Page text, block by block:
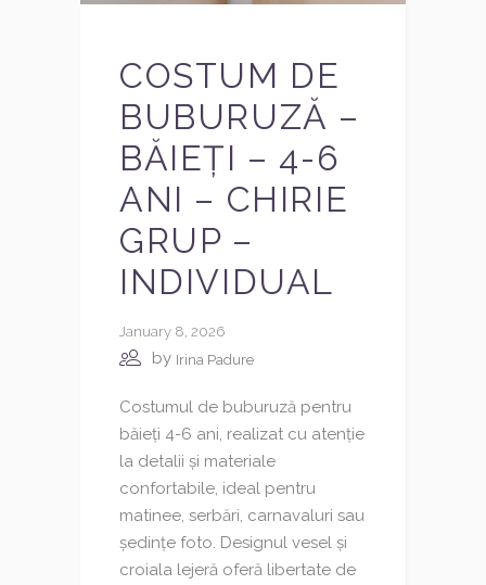
COSTUM DE
BUBURUZĂ –
BĂIEȚI – 4-6
ANI – CHIRIE
GRUP –
INDIVIDUAL
January 8, 2026
by Irina Padure
Costumul de buburuză pentru
băieți 4-6 ani, realizat cu atenție
la detalii și materiale
confortabile, ideal pentru
matinee, serbări, carnavaluri sau
ședințe foto. Designul vesel și
croiala lejeră oferă libertate de